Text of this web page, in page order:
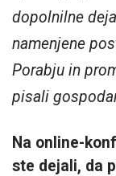
dopolnilne
namenjene
Porabju in
pisali
Na online-
ste dejali, da